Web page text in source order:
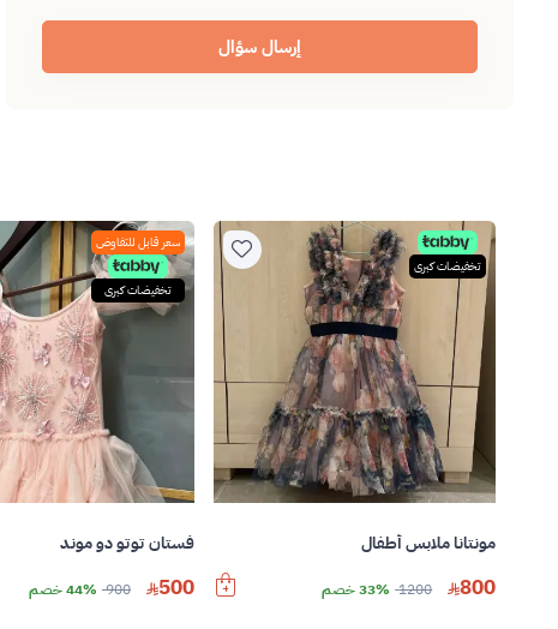
إرسال سؤال
تخفيضات كبرى
مونتانا ملابس أطفال
800
1200 33% خصم
سعر قابل للتفاوض
تخفيضات كبرى
فستان توتو دو موند
500
900 44% خصم